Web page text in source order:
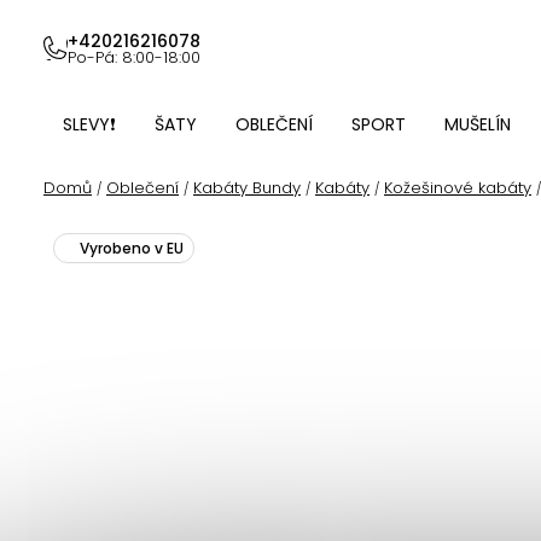
obsah
+420216216078
Po-Pá: 8:00-18:00
SLEVY❗ ŠATY OBLEČENÍ SPORT MUŠELÍN
Domů / Oblečení / Kabáty Bundy / Kabáty / Kožešinové kabáty /
Vyrobeno v EU